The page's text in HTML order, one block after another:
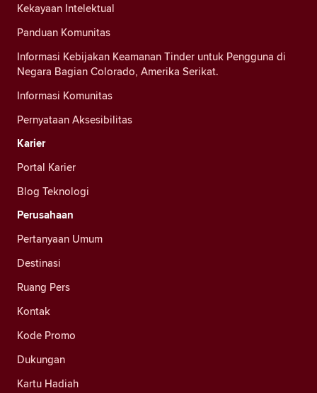
Kekayaan Intelektual
Panduan Komunitas
Informasi Kebijakan Keamanan Tinder untuk Pengguna di
Negara Bagian Colorado, Amerika Serikat.
Informasi Komunitas
Pernyataan Aksesibilitas
Karier
Portal Karier
Blog Teknologi
Perusahaan
Pertanyaan Umum
Destinasi
Ruang Pers
Kontak
Kode Promo
Dukungan
Kartu Hadiah